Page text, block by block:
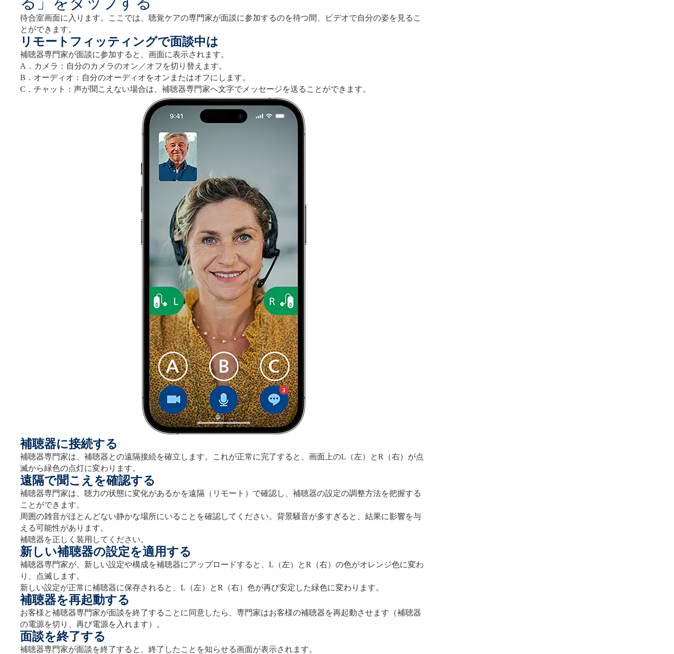
待合室画面に入ります。ここでは、聴覚ケアの専門家が面談に参加するのを待つ間、ビデオで自分の姿を見るこ
とができます。
リモートフィッティングで面談中は
補聴器専門家が面談に参加すると、画面に表示されます。
A．カメラ：自分のカメラのオン／オフを切り替えます。
B．オーディオ：自分のオーディオをオンまたはオフにします。
C．チャット：声が聞こえない場合は、補聴器専門家へ文字でメッセージを送ることができます。
補聴器に接続する
補聴器専門家は、補聴器との遠隔接続を確立します。これが正常に完了すると、画面上のL（左）とR（右）が点
滅から緑色の点灯に変わります。
遠隔で聞こえを確認する
補聴器専門家は、聴力の状態に変化があるかを遠隔（リモート）で確認し、補聴器の設定の調整方法を把握する
ことができます。
周囲の雑音がほとんどない静かな場所にいることを確認してください。背景騒音が多すぎると、結果に影響を与
える可能性があります。
補聴器を正しく装用してください。
新しい補聴器の設定を適用する
補聴器専門家が、新しい設定や構成を補聴器にアップロードすると、L（左）とR（右）の色がオレンジ色に変わ
り、点滅します。
新しい設定が正常に補聴器に保存されると、L（左）とR（右）色が再び安定した緑色に変わります。
補聴器を再起動する
お客様と補聴器専門家が面談を終了することに同意したら、専門家はお客様の補聴器を再起動させます（補聴器
の電源を切り、再び電源を入れます）。
面談を終了する
補聴器専門家が面談を終了すると、終了したことを知らせる画面が表示されます。